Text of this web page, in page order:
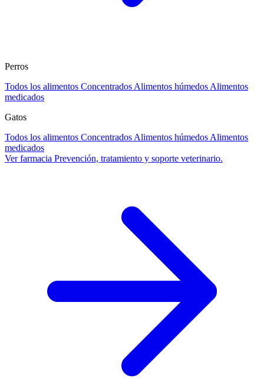
Perros
Todos los alimentos Concentrados Alimentos húmedos Alimentos
medicados
Gatos
Todos los alimentos Concentrados Alimentos húmedos Alimentos
medicados
Ver farmacia Prevención, tratamiento y soporte veterinario.